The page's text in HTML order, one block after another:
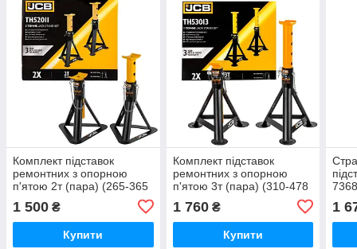
Комплект підставок
ремонтних з опорною
п'ятою 2т (пара) (265-365
1 500 ₴
Купити
Комплект підставок
ремонтних з опорною
п'ятою 3т (пара) (310-478
1 760₴
Купити
мм
1